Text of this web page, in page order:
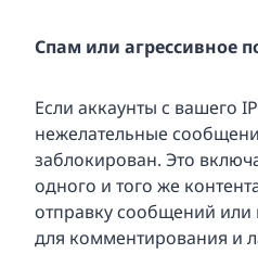
Спам или агрессивное
Если аккаунты с вашего
нежелательные
заблокирован. Это
одного и того же
отправку сообщений или
для комментирования и